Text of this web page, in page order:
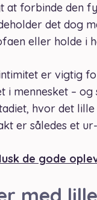
at forbinde den
det dog
eller holde i
er vigtig
i mennesket –
hvor det
er således et
de gode